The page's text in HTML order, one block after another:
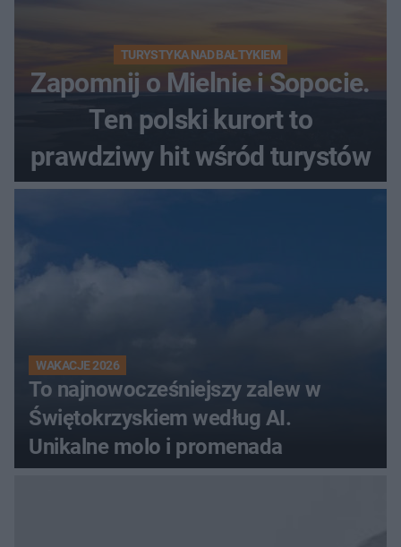
TURYSTYKA NAD BAŁTYKIEM
Zapomnij o Mielnie i Sopocie.
Ten polski kurort to
prawdziwy hit wśród turystów
WAKACJE 2026
To najnowocześniejszy zalew w
Świętokrzyskiem według AI.
Unikalne molo i promenada